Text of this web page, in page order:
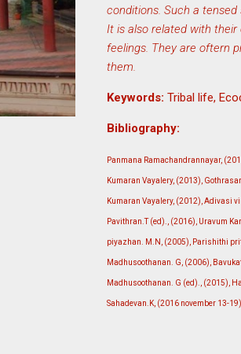
conditions. Such a
It is also related with
feelings. They are oftern
them.
Keywords: Tribal life,
Bibliography:
Panmana Ramachandrannayar,
Kumaran Vayalery, (2013),
Kumaran Vayalery, (2012), Adivasi
Pavithran.T (ed)., (2016), Uravum
piyazhan. M.N, (2005), Parishithi
Madhusoothanan. G, (2006),
Madhusoothanan. G (ed)., (2015),
Sahadevan.K, (2016 november 13-